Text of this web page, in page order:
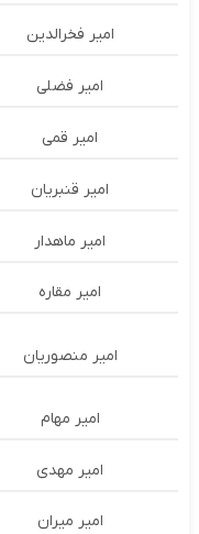
امیر فخرالدین
امیر فضلی
امیر قمی
امیر قنبریان
امیر ماهدار
امیر مقاره
امیر منصوریان
امیر مهام
امیر مهدی
امیر میران